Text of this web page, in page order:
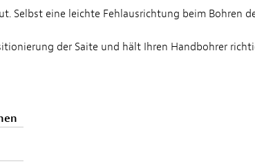
eine leichte Fehlausrichtung beim Bohren
der Saite und hält Ihren Handbohrer